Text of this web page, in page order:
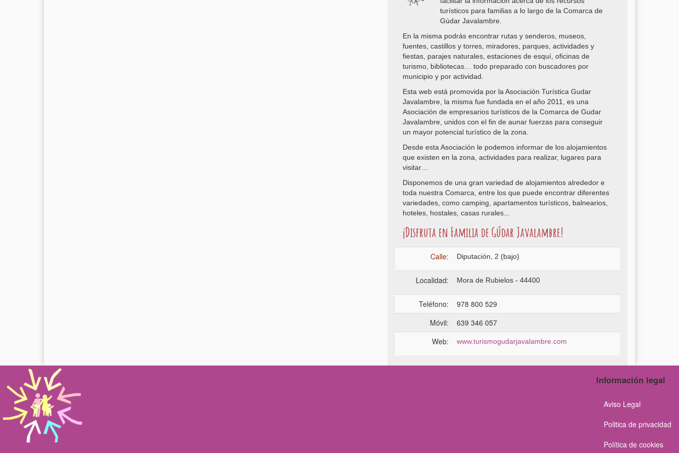
turísticos para familias a lo largo de la Comarca de
Gúdar Javalambre.
En la misma podrás encontrar rutas y senderos, museos,
fuentes, castillos y torres, miradores, parques, actividades y
fiestas, parajes naturales, estaciones de esquí, oficinas de
turismo, bibliotecas… todo preparado con buscadores por
municipio y por actividad.
Esta web está promovida por la Asociación Turística Gudar
Javalambre, la misma fue fundada en el año 2011, es una
Asociación de empresarios turísticos de la Comarca de Gudar
Javalambre, unidos con el fin de aunar fuerzas para conseguir
un mayor potencial turístico de la zona.
Desde esta Asociación le podemos informar de los alojamientos
que existen en la zona, actividades para realizar, lugares para
visitar…
Disponemos de una gran variedad de alojamientos alrededor e
toda nuestra Comarca, entre los que puede encontrar diferentes
variedades, como camping, apartamentos turísticos, balnearios,
hoteles, hostales, casas rurales...
¡Disfruta en Familia de Gúdar Javalambre!
Calle: Diputación, 2 (bajo)
Localidad: Mora de Rubielos - 44400
Teléfono:
978 800 529
Móvil:
639 346 057
Web:
www.turismogudarjavalambre.com
Información legal
Aviso Legal
Politica de privacidad
Política de cookies